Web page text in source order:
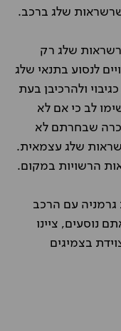
שלג ברכב.
שלג רק
לנסוע בתנאי שלג
ולהרכיבן בעת
לב כי אם לא
שבחרתם לא
שלג עצמאית.
הרשויות במקום.
גרמניה עם הרכב
נוסעים, ציינו
בצמיגים